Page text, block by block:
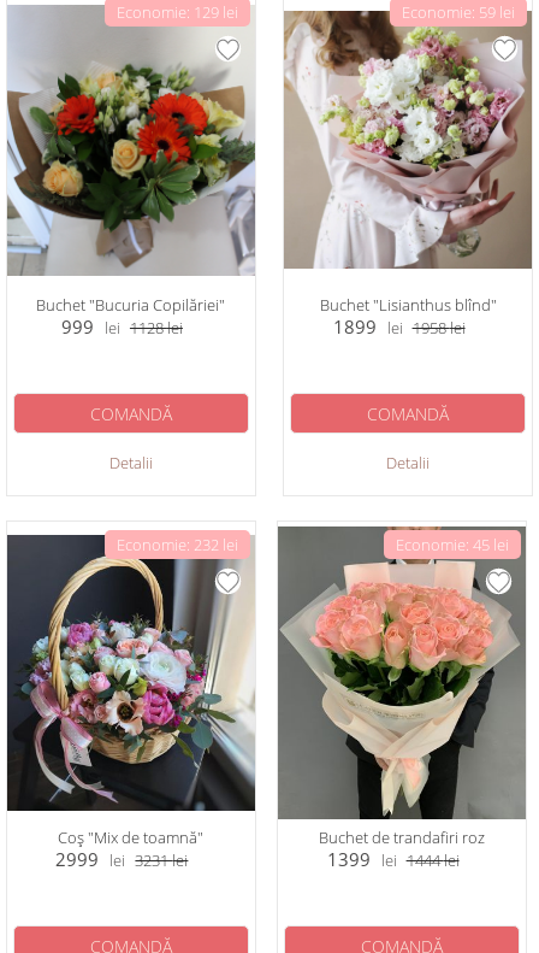
Economie: 129 lei
Buchet "Bucuria Copilăriei"
999 lei 1128lei
Detalii
COMANDĂ
Economie: 59 lei
Buchet "Lisianthus blînd"
1899 lei 1958lei
Detalii
COMANDĂ
Economie: 232 lei
Coș "Mix de toamnă"
2999 lei 3231lei
COMANDĂ
Economie: 45 lei
Buchet de trandafiri roz
1399 lei 1444lei
COMANDĂ